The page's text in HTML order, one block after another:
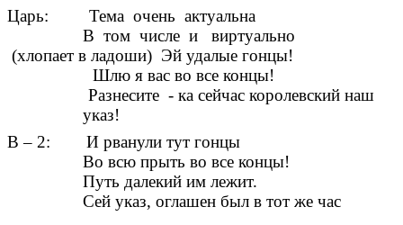
Царь: Тема очень актуальна
В том числе и виртуально
(хлопает в ладоши) Эй удалые гонцы!
Шлю я вас во все концы!
Разнесите - ка сейчас королевский наш
указ!
В – 2: И рванули тут гонцы
Во всю прыть во все концы!
Путь далекий им лежит.
Сей указ, оглашен был в тот же час